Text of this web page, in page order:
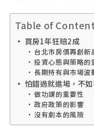
Table of
買房1年狂賠2成
台北市房價再創新
投資心態與策略的
長期持有與市場波
怕錯過就進場，不
做功課的重要性
政府政策的影響
沒有劇本的風險